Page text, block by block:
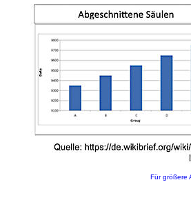
Für größere